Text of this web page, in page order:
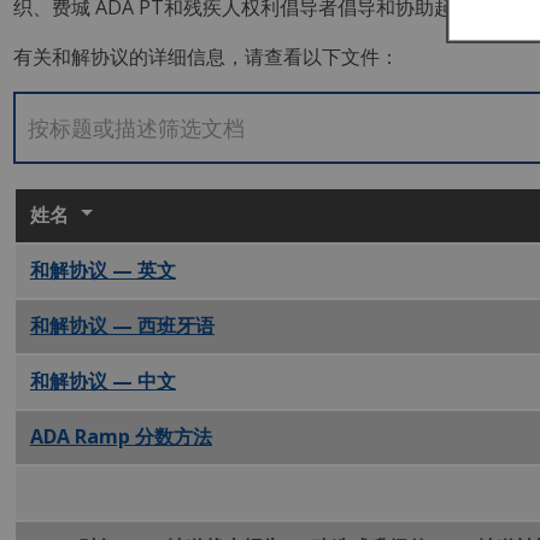
织、费城 ADA PT和残疾人权利倡导者倡导和协助起草了一项
有关和解协议的详细信息，请查看以下文件：
姓名
和解协议 — 英文PDF
和解协议 — 西班牙语PDF
和解协议 — 中文PDF
ADA Ramp 分数方法PDF